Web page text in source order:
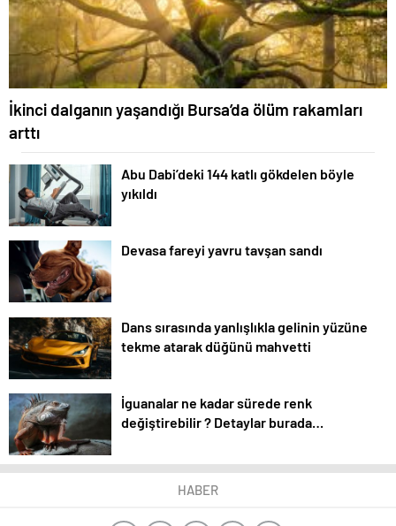
İkinci dalganın yaşandığı Bursa’da ölüm rakamları
arttı
Abu Dabi’deki 144 katlı gökdelen böyle
yıkıldı
Devasa fareyi yavru tavşan sandı
Dans sırasında yanlışlıkla gelinin yüzüne
tekme atarak düğünü mahvetti
İguanalar ne kadar sürede renk
değiştirebilir ? Detaylar burada…
HABER